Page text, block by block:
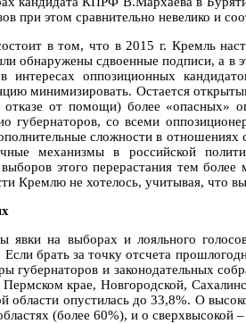
при этом сравнительно невелико и
в том, что в 2015 г. Кремль
обнаружены сдвоенные подписи, а в
интересах оппозиционных
минимизировать. Остается
от помощи) более «опасных»
губернаторов, со всеми
сложности в
механизмы в российской
этого перерастания тем
Кремлю не хотелось, учитывая, что
явки на выборах и лояльного
Если брать за точку отсчета
губернаторов и законодательных
крае, Новгородской,
области опустилась до 33,8%. О
(более 60%), и о